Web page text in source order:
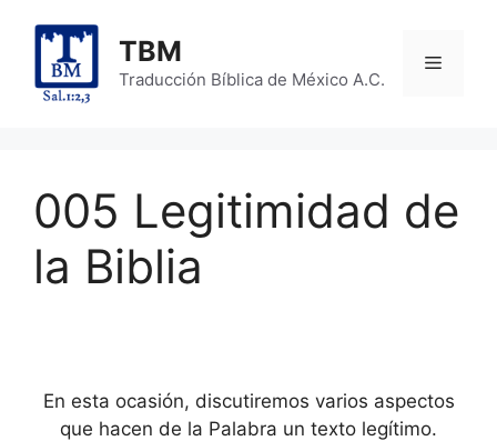
content
TBM
Traducción Bíblica de México A.C.
Menu
005 Legitimidad de
la Biblia
En esta ocasión, discutiremos varios aspectos
que hacen de la Palabra un texto legítimo.